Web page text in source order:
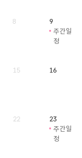
8
9
주간일
정
15 16
22
23
주간일
정